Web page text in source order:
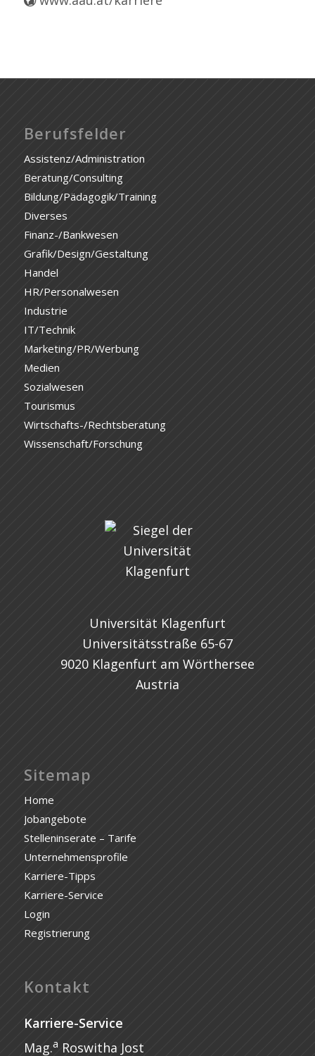
Berufsfelder
Assistenz/Administration
Beratung/Consulting
Bildung/Pädagogik/Training
Diverses
Finanz-/Bankwesen
Grafik/Design/Gestaltung
Handel
HR/Personalwesen
Industrie
IT/Technik
Marketing/PR/Werbung
Medien
Sozialwesen
Tourismus
Wirtschafts-/Rechtsberatung
Wissenschaft/Forschung
Universität Klagenfurt
Universitätsstraße 65-67
9020 Klagenfurt am Wörthersee
Austria
Sitemap
Home
Jobangebote
Stelleninserate – Tarife
Unternehmensprofile
Karriere-Tipps
Karriere-Service
Login
Registrierung
Kontakt
Karriere-Service
Mag.a Roswitha Jost